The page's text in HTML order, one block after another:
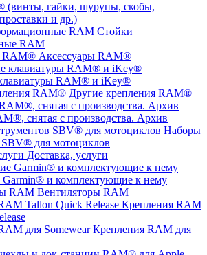
(винты, гайки, шурупы, скобы,
и др.)
Стойки
RAM
Аксессуары RAM®
RAM® и iKey®
Другие крепления RAM®
снятая с производства. Архив
Наборы
для мотоциклов
Доставка, услуги
Garmin® и комплектующие к нему
Вентиляторы RAM
Крепления RAM
Крепления RAM для